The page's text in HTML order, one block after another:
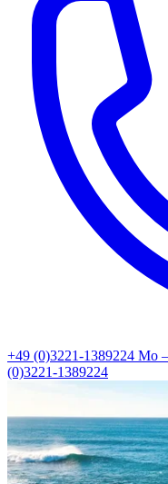
+49 (0)3221-1389224 Mo
(0)3221-1389224